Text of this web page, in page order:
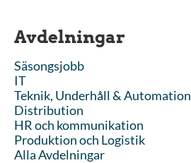
Avdelningar
Säsongsjobb
IT
Teknik, Underhåll & Automation
Distribution
HR och kommunikation
Produktion och Logistik
Alla Avdelningar